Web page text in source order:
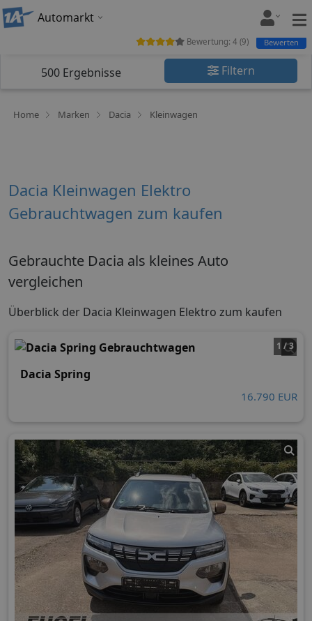
Automarkt
500 Ergebnisse Filtern
Home Marken Dacia Kleinwagen
Bewertung: 4 (9) Bewerten
Dacia Kleinwagen Elektro
Gebrauchtwagen zum kaufen
Gebrauchte Dacia als kleines Auto
vergleichen
Überblick der Dacia Kleinwagen Elektro zum kaufen
1 / 3
Dacia Spring
16.790 EUR